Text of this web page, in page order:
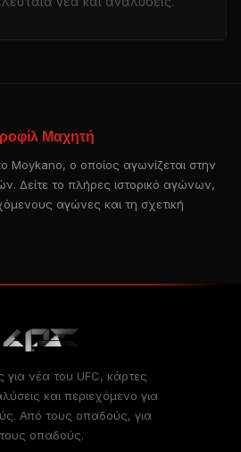
Μαχητή
Moykano, ο οποίος αγωνίζεται στην
Δείτε το πλήρες ιστορικό αγώνων,
αγώνες και τη σχετική
για νέα του UFC, κάρτες
και περιεχόμενο για
Από τους οπαδούς, για
τους οπαδούς.